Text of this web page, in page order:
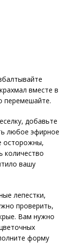
вместе в
перемешайте.
добавьте
любое эфирное
осторожны,
количество
вашу
лепестки,
проверить,
Вам нужно
форму